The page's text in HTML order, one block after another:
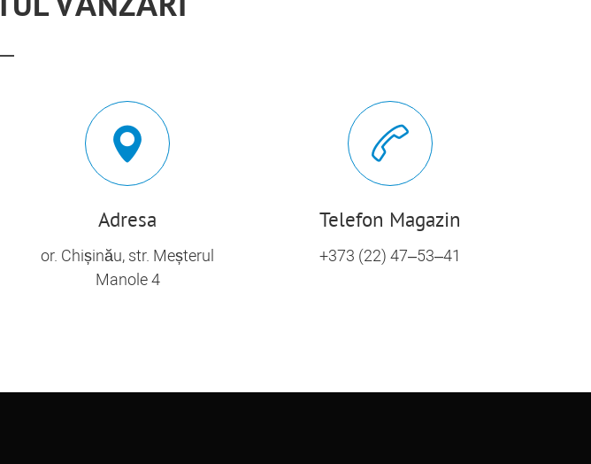
Adresa
or. Chișinău, str. Meșterul
Manole 4
Telefon Magazin
+373 (22) 47–53–41